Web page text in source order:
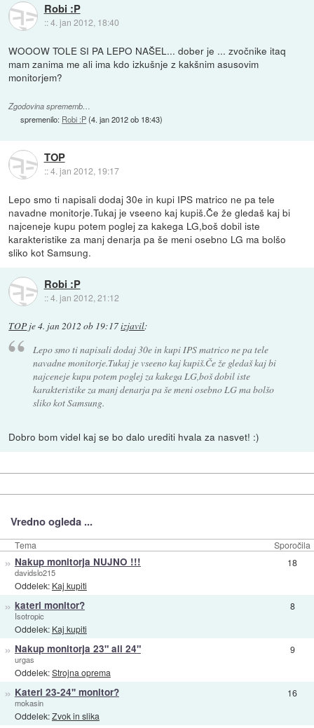
Robi :P
::4. jan 2012, 18:40
WOOOW TOLE SI PA LEPO NAŠEL... dober je ... zvočnike itaq
mam zanima me ali ima kdo izkušnje z kakšnim asusovim
monitorjem?
Zgodovina sprememb…
spremenilo: Robi :P(4. jan 2012 ob 18:43)
TOP
::4. jan 2012, 19:17
Lepo smo ti napisali dodaj 30e in kupi IPS matrico ne pa tele
navadne monitorje.Tukaj je vseeno kaj kupiš.Če že gledaš kaj bi
najceneje kupu potem poglej za kakega LG,boš dobil iste
karakteristike za manj denarja pa še meni osebno LG ma bolšo
sliko kot Samsung.
Robi :P
::4. jan 2012, 21:12
TOP je4. jan 2012 ob 19:17izjavil:
Lepo smo ti napisali dodaj 30e in kupi IPS matrico ne pa tele
navadne monitorje.Tukaj je vseeno kaj kupiš.Če že gledaš kaj bi
najceneje kupu potem poglej za kakega LG,boš dobil iste
karakteristike za manj denarja pa še meni osebno LG ma bolšo
sliko kot Samsung.
Dobro bom videl kaj se bo dalo urediti hvala za nasvet! :)
Vredno ogleda ...
Tema Sporočila
» Nakup monitorja NUJNO !!!
davidslo215
Oddelek: Kaj kupiti
18
» kateri monitor?
Isotropic
Oddelek: Kaj kupiti
8
» Nakup monitorja 23" ali 24"
urgas
Oddelek:Strojna oprema
9
» Kateri 23-24'' monitor?
mokasin
Oddelek:Zvok in slika
16